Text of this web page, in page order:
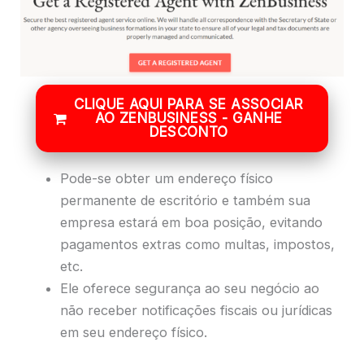
CLIQUE AQUI PARA SE ASSOCIAR
AO ZENBUSINESS - GANHE
DESCONTO
Pode-se obter um endereço físico
permanente de escritório e também sua
empresa estará em boa posição, evitando
pagamentos extras como multas, impostos,
etc.
Ele oferece segurança ao seu negócio ao
não receber notificações fiscais ou jurídicas
em seu endereço físico.